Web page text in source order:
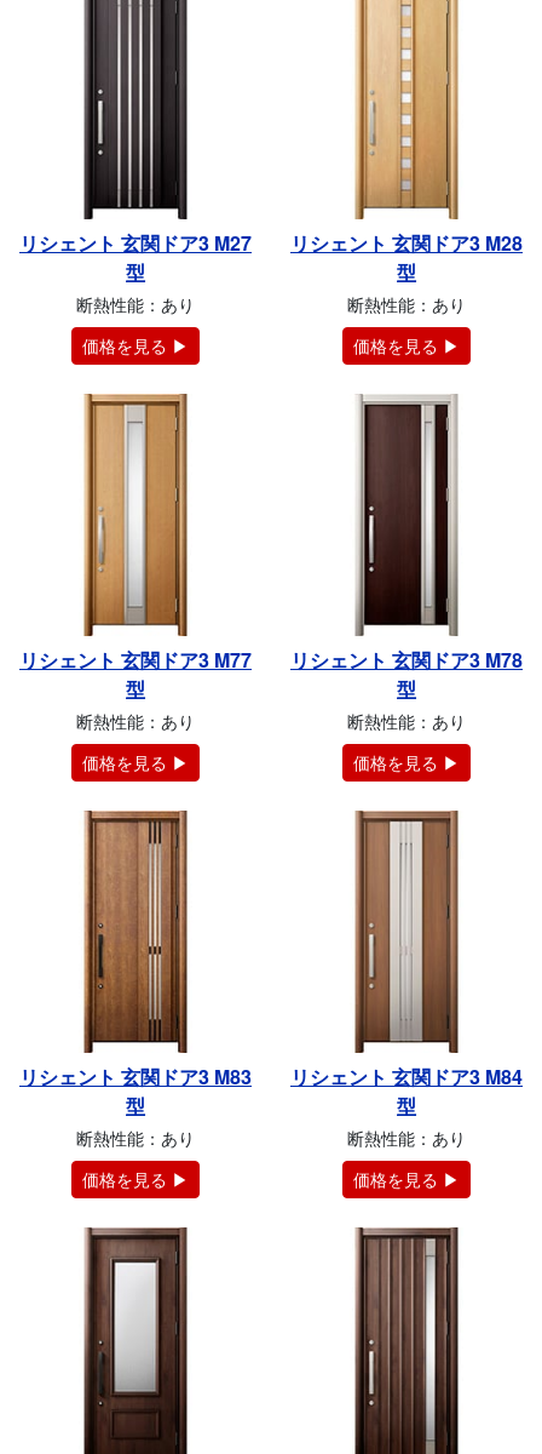
リシェント 玄関ドア3 M27
型
断熱性能：あり
価格を見る ▶
リシェント 玄関ドア3 M28
型
断熱性能：あり
価格を見る ▶
リシェント 玄関ドア3 M77
型
断熱性能：あり
価格を見る ▶
リシェント 玄関ドア3 M78
型
断熱性能：あり
価格を見る ▶
リシェント 玄関ドア3 M83
型
断熱性能：あり
価格を見る ▶
リシェント 玄関ドア3 M84
型
断熱性能：あり
価格を見る ▶